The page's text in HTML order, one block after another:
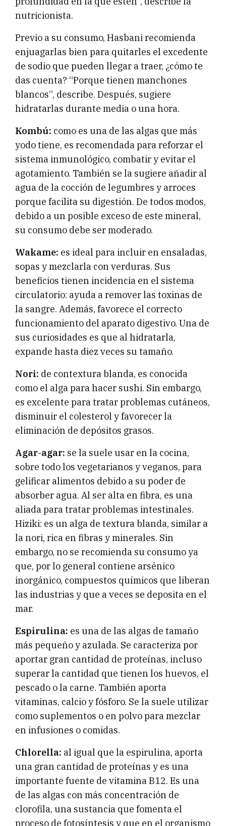
nutricionista.
Previo a su consumo, Hasbani recomienda
enjuagarlas bien para quitarles el excedente
de sodio que pueden llegar a traer, ¿cómo te
das cuenta? “Porque tienen manchones
blancos”, describe. Después, sugiere
hidratarlas durante media o una hora.
Kombú: como es una de las algas que más
yodo tiene, es recomendada para reforzar el
sistema inmunológico, combatir y evitar el
agotamiento. También se la sugiere añadir al
agua de la cocción de legumbres y arroces
porque facilita su digestión. De todos modos,
debido a un posible exceso de este mineral,
su consumo debe ser moderado.
Wakame: es ideal para incluir en ensaladas,
sopas y mezclarla con verduras. Sus
beneficios tienen incidencia en el sistema
circulatorio: ayuda a remover las toxinas de
la sangre. Además, favorece el correcto
funcionamiento del aparato digestivo. Una de
sus curiosidades es que al hidratarla,
expande hasta diez veces su tamaño.
Nori: de contextura blanda, es conocida
como el alga para hacer sushi. Sin embargo,
es excelente para tratar problemas cutáneos,
disminuir el colesterol y favorecer la
eliminación de depósitos grasos.
Agar-agar: se la suele usar en la cocina,
sobre todo los vegetarianos y veganos, para
gelificar alimentos debido a su poder de
absorber agua. Al ser alta en fibra, es una
aliada para tratar problemas intestinales.
Hiziki: es un alga de textura blanda, similar a
la nori, rica en fibras y minerales. Sin
embargo, no se recomienda su consumo ya
que, por lo general contiene arsénico
inorgánico, compuestos químicos que liberan
las industrias y que a veces se deposita en el
mar.
Espirulina: es una de las algas de tamaño
más pequeño y azulada. Se caracteriza por
aportar gran cantidad de proteínas, incluso
superar la cantidad que tienen los huevos, el
pescado o la carne. También aporta
vitaminas, calcio y fósforo. Se la suele utilizar
como suplementos o en polvo para mezclar
en infusiones o comidas.
Chlorella: al igual que la espirulina, aporta
una gran cantidad de proteínas y es una
importante fuente de vitamina B12. Es una
de las algas con más concentración de
clorofila, una sustancia que fomenta el
proceso de fotosíntesis y que en el organismo